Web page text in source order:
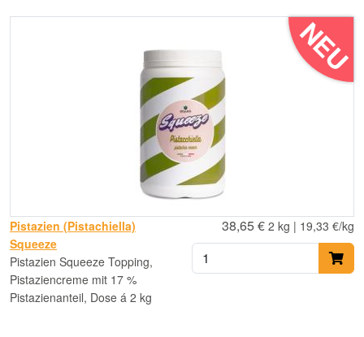
NEU
Pistazien (Pistachiella)
Squeeze
Pistazien Squeeze Topping,
Pistaziencreme mit 17 %
Pistazienanteil, Dose á 2 kg
38,65 € 2 kg | 19,33 €/kg